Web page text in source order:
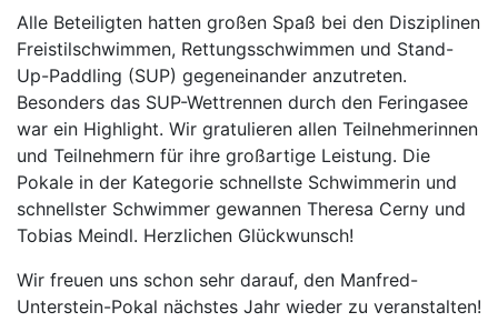
Alle Beteiligten hatten großen Spaß bei den Disziplinen
Freistilschwimmen, Rettungsschwimmen und Stand-
Up-Paddling (SUP) gegeneinander anzutreten.
Besonders das SUP-Wettrennen durch den Feringasee
war ein Highlight. Wir gratulieren allen Teilnehmerinnen
und Teilnehmern für ihre großartige Leistung. Die
Pokale in der Kategorie schnellste Schwimmerin und
schnellster Schwimmer gewannen Theresa Cerny und
Tobias Meindl. Herzlichen Glückwunsch!
Wir freuen uns schon sehr darauf, den Manfred-
Unterstein-Pokal nächstes Jahr wieder zu veranstalten!